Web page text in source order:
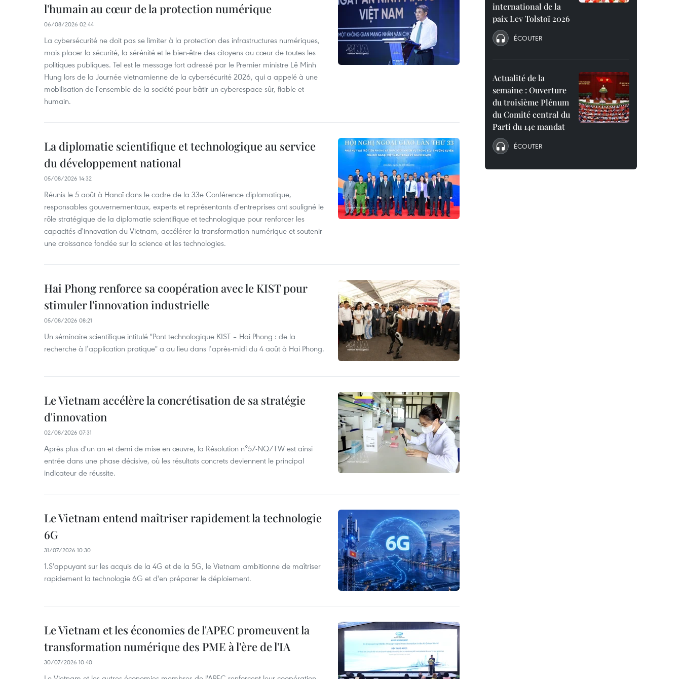
l'humain au cœur de la protection numérique
06/08/2026 02:44
La cybersécurité ne doit pas se limiter à la protection des infrastructures numériques,
mais placer la sécurité, la sérénité et le bien-être des citoyens au cœur de toutes les
politiques publiques. Tel est le message fort adressé par le Premier ministre Lê Minh
Hung lors de la Journée vietnamienne de la cybersécurité 2026, qui a appelé à une
mobilisation de l'ensemble de la société pour bâtir un cyberespace sûr, fiable et
humain.
La diplomatie scientifique et technologique au service
du développement national
05/08/2026 14:32
Réunis le 5 août à Hanoï dans le cadre de la 33e Conférence diplomatique,
responsables gouvernementaux, experts et représentants d'entreprises ont souligné le
rôle stratégique de la diplomatie scientifique et technologique pour renforcer les
capacités d'innovation du Vietnam, accélérer la transformation numérique et soutenir
une croissance fondée sur la science et les technologies.
Hai Phong renforce sa coopération avec le KIST pour
stimuler l'innovation industrielle
05/08/2026 08:21
Un séminaire scientifique intitulé "Pont technologique KIST – Hai Phong : de la
recherche à l’application pratique" a au lieu dans l’après-midi du 4 août à Hai Phong.
Le Vietnam accélère la concrétisation de sa stratégie
d'innovation
02/08/2026 07:31
Après plus d'un an et demi de mise en œuvre, la Résolution n°57-NQ/TW est ainsi
entrée dans une phase décisive, où les résultats concrets deviennent le principal
indicateur de réussite.
Le Vietnam entend maîtriser rapidement la technologie
6G
31/07/2026 10:30
1.S'appuyant sur les acquis de la 4G et de la 5G, le Vietnam ambitionne de maîtriser
rapidement la technologie 6G et d'en préparer le déploiement.
Le Vietnam et les économies de l'APEC promeuvent la
transformation numérique des PME à l'ère de l'IA
30/07/2026 10:40
international de la
paix Lev Tolstoï 2026
ÉCOUTER
Actualité de la
semaine : Ouverture
du troisième Plénum
du Comité central du
Parti du 14e mandat
ÉCOUTER